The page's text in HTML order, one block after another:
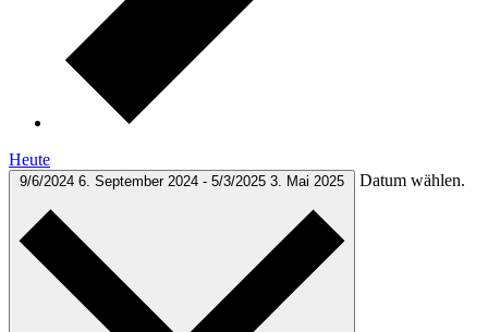
Heute
9/6/2024 6. September 2024 - 5/3/2025 3. Mai 2025 Datum wählen.